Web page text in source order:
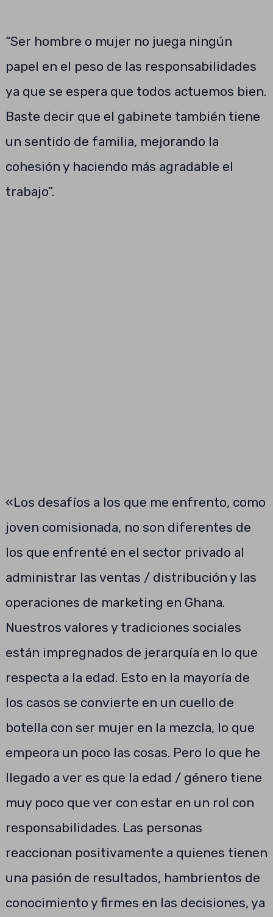
“Ser hombre o mujer no juega ningún
papel en el peso de las responsabilidades
ya que se espera que todos actuemos bien.
Baste decir que el gabinete también tiene
un sentido de familia, mejorando la
cohesión y haciendo más agradable el
trabajo”.
«Los desafíos a los que me enfrento, como
joven comisionada, no son diferentes de
los que enfrenté en el sector privado al
administrar las ventas / distribución y las
operaciones de marketing en Ghana.
Nuestros valores y tradiciones sociales
están impregnados de jerarquía en lo que
respecta a la edad. Esto en la mayoría de
los casos se convierte en un cuello de
botella con ser mujer en la mezcla, lo que
empeora un poco las cosas. Pero lo que he
llegado a ver es que la edad / género tiene
muy poco que ver con estar en un rol con
responsabilidades. Las personas
reaccionan positivamente a quienes tienen
una pasión de resultados, hambrientos de
conocimiento y firmes en las decisiones, ya